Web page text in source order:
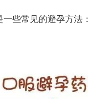
些常见的避孕方法：